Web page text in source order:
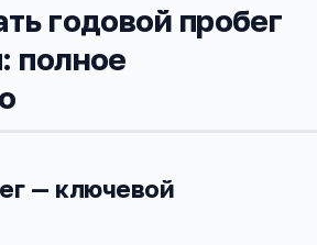
годовой пробег
полное
— ключевой